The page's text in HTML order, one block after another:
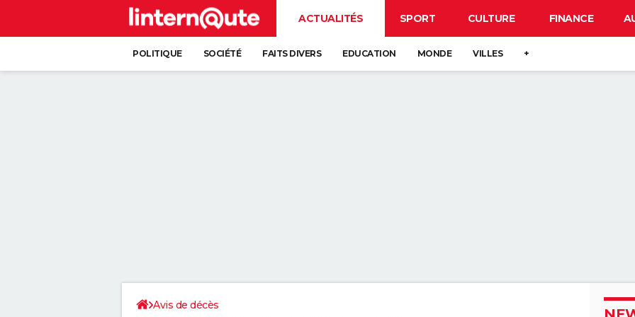
ACTUALITÉS SPORT CULTURE FINANCE
POLITIQUE SOCIÉTÉ FAITS DIVERS EDUCATION MONDE VILLES +
Avis de décès